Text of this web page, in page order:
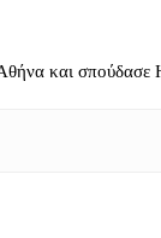
και σπούδασε